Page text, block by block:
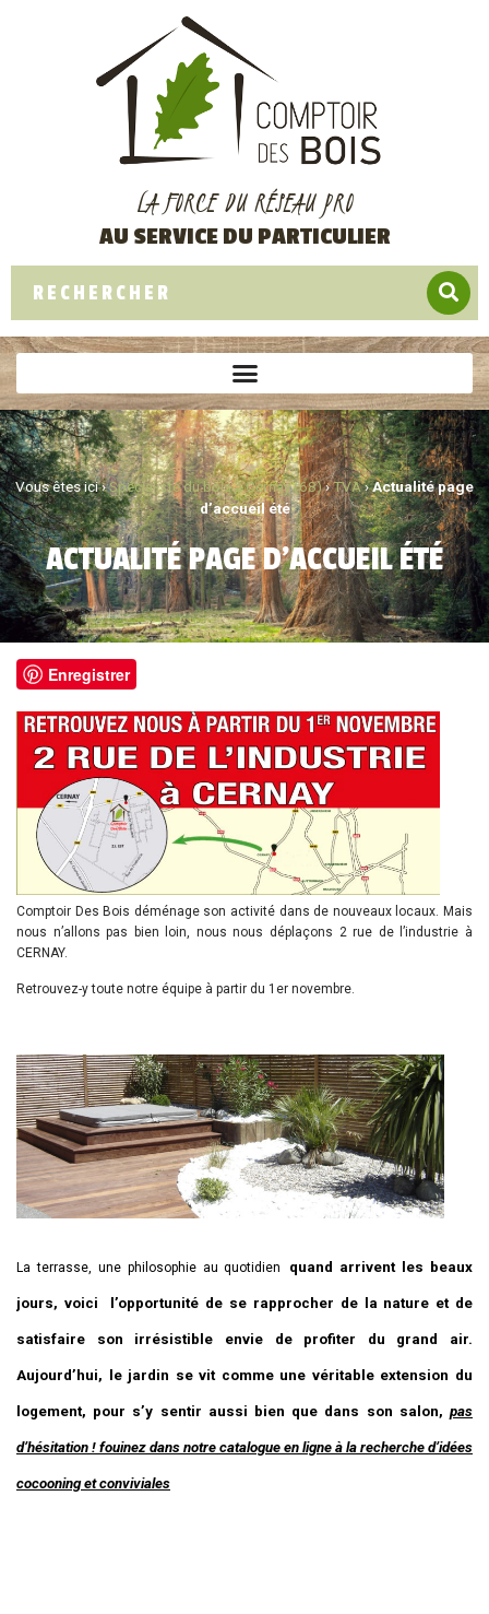
LA FORCE DU RÉSEAU PRO
AU SERVICE DU PARTICULIER
Vous êtes ici ›Spécialiste du bois à Cernay (68)›TVA›Actualité page
d’accueil été
ACTUALITÉ PAGE D’ACCUEIL ÉTÉ
Enregistrer
Comptoir Des Bois déménage son activité dans de nouveaux locaux. Mais
nous n’allons pas bien loin, nous nous déplaçons 2 rue de l’industrie à
CERNAY.
Retrouvez-y toute notre équipe à partir du 1er novembre.
La terrasse, une philosophie au quotidien quand arrivent les beaux
jours, voici l’opportunité de se rapprocher de la nature et de
satisfaire son irrésistible envie de profiter du grand air.
Aujourd’hui, le jardin se vit comme une véritable extension du
logement, pour s’y sentir aussi bien que dans son salon, pas
d’hésitation ! fouinez dans notre catalogue en ligne à la recherche d’idées
cocooning et conviviales